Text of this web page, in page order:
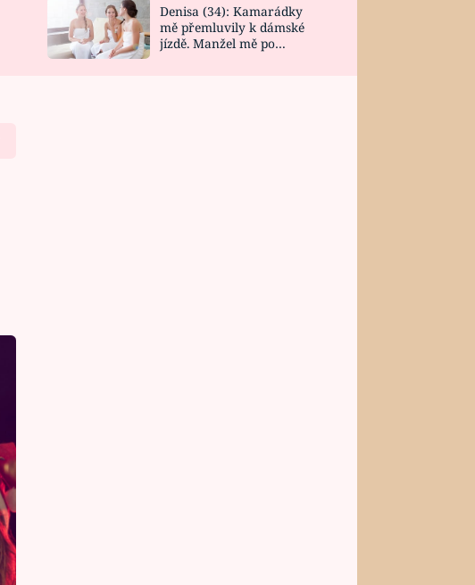
DESIGN
Denisa (34): Kamarádky
mě přemluvily k dámské
jízdě. Manžel mě po